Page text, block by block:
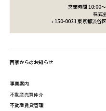
営業時間 10:00
株式
〒150-0021 東京都渋谷
西家からのお知らせ
事業案内
不動産売買仲介
不動産賃貸管理